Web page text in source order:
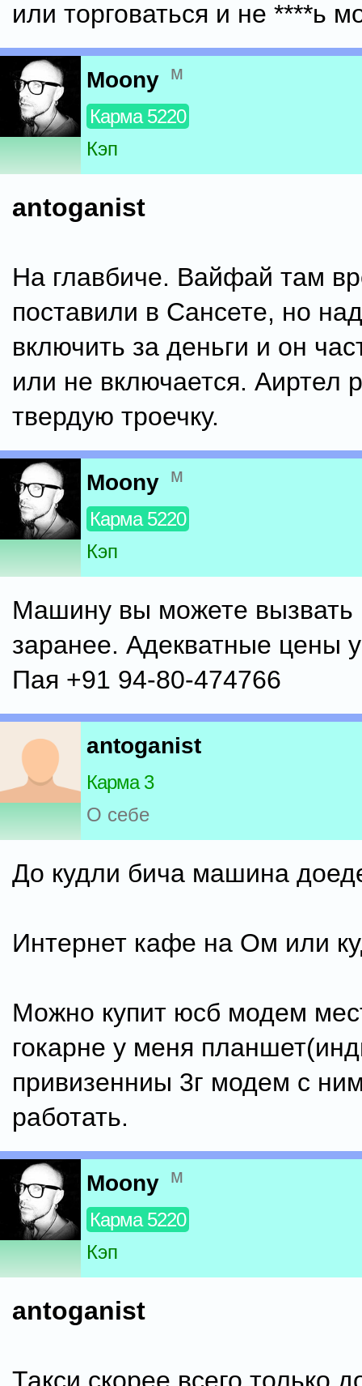
или торговаться и не ****ь
Moony м
Карма 5220
Кэп
antoganist
На главбиче. Вайфай там
поставили в Сансете, но
включить за деньги и он
или не включается. Аиртел
твердую троечку.
Moony м
Карма 5220
Кэп
Машину вы можете вызвать
заранее. Адекватные цены
Пая +91 94-80-474766
antoganist
Карма 3
О себе
До кудли бича машина
Интернет кафе на Ом или
Можно купит юсб модем
гокарне у меня
привизенниы 3г модем с
работать.
Moony м
Карма 5220
Кэп
antoganist